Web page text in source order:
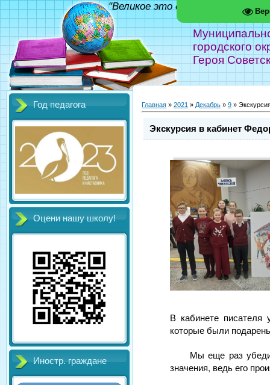
городского
Героя
"Великое это дело - школа!"
Год педагога
Оцени нашу школу!
Иностр. граждане
Главная » 2021 » Декабрь » 9 »
Экскурсия в кабинет
В кабинете писателя
которые были
Мы еще раз
значения, ведь его